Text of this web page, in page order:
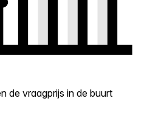
de vraagprijs in de buurt